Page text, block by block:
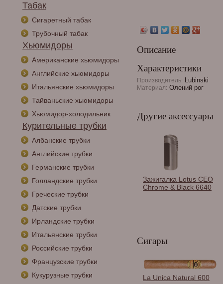
Табак
Сигаретный табак
Трубочный табак
Хьюмидоры
Американские хьюмидоры
Английские хьюмидоры
Итальянские хьюмидоры
Тайваньские хьюмидоры
Хьюмидор-холодильник
Курительные трубки
Албанские трубки
Английские трубки
Германские трубки
Голландские трубки
Греческие трубки
Датские трубки
Ирландские трубки
Итальянские трубки
Российские трубки
Французские трубки
Кукурузные трубки
Описание
Характеристики
Производитель: Lubinski
Материал: Олений рог
Другие аксессуары
Зажигалка Lotus CEO
Chrome & Black 6640
Портсигар Stoll на 14
Сигары
La Unica Natural 600